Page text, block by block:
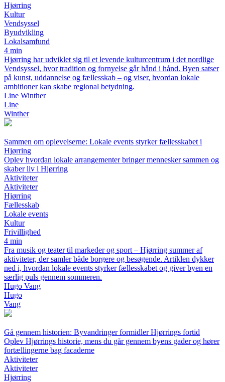
Hjørring
Kultur
Vendsyssel
Byudvikling
Lokalsamfund
4 min
Hjørring har udviklet sig til et levende kulturcentrum i det nordlige
Vendsyssel, hvor tradition og fornyelse går hånd i hånd. Byen satser
på kunst, uddannelse og fællesskab – og viser, hvordan lokale
ambitioner kan skabe regional betydning.
Line Winther
Line
Winther
Sammen om oplevelserne: Lokale events styrker fællesskabet i
Hjørring
Oplev hvordan lokale arrangementer bringer mennesker sammen og
skaber liv i Hjørring
Aktiviteter
Aktiviteter
Hjørring
Fællesskab
Lokale events
Kultur
Frivillighed
4 min
Fra musik og teater til markeder og sport – Hjørring summer af
aktiviteter, der samler både borgere og besøgende. Artiklen dykker
ned i, hvordan lokale events styrker fællesskabet og giver byen en
særlig puls gennem sommeren.
Hugo Vang
Hugo
Vang
Gå gennem historien: Byvandringer formidler Hjørrings fortid
Oplev Hjørrings historie, mens du går gennem byens gader og hører
fortællingerne bag facaderne
Aktiviteter
Aktiviteter
Hjørring